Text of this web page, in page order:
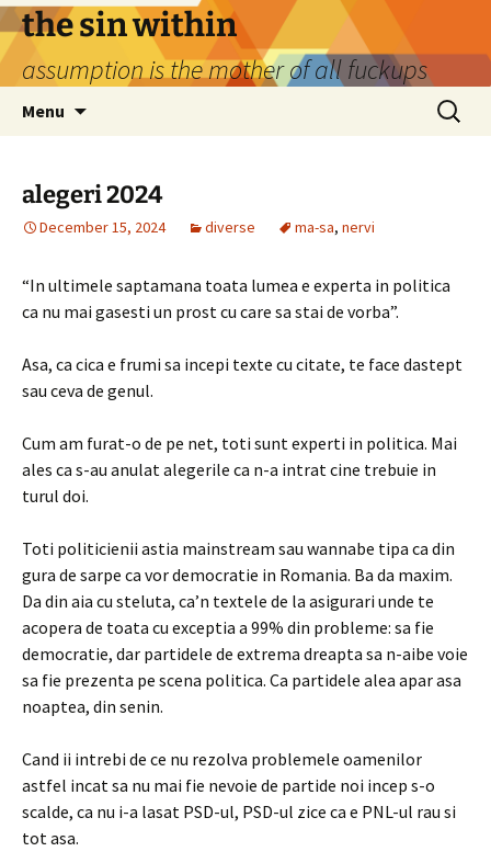
Skip
to
content
the sin within
assumption is the mother of all fuckups
Menu
Search
for:
alegeri 2024
December 15, 2024 diverse ma-sa, nervi
“In ultimele saptamana toata lumea e experta in politica
ca nu mai gasesti un prost cu care sa stai de vorba”.
Asa, ca cica e frumi sa incepi texte cu citate, te face dastept
sau ceva de genul.
Cum am furat-o de pe net, toti sunt experti in politica. Mai
ales ca s-au anulat alegerile ca n-a intrat cine trebuie in
turul doi.
Toti politicienii astia mainstream sau wannabe tipa ca din
gura de sarpe ca vor democratie in Romania. Ba da maxim.
Da din aia cu steluta, ca’n textele de la asigurari unde te
acopera de toata cu exceptia a 99% din probleme: sa fie
democratie, dar partidele de extrema dreapta sa n-aibe voie
sa fie prezenta pe scena politica. Ca partidele alea apar asa
noaptea, din senin.
Cand ii intrebi de ce nu rezolva problemele oamenilor
astfel incat sa nu mai fie nevoie de partide noi incep s-o
scalde, ca nu i-a lasat PSD-ul, PSD-ul zice ca e PNL-ul rau si
tot asa.